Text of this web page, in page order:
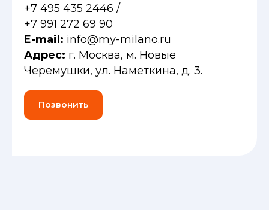
+7 495 435 2446 /
+7 991 272 69 90
E-mail: info@my-milano.ru
Адрес: г. Москва, м. Новые
Черемушки, ул. Наметкина, д. 3.
Позвонить